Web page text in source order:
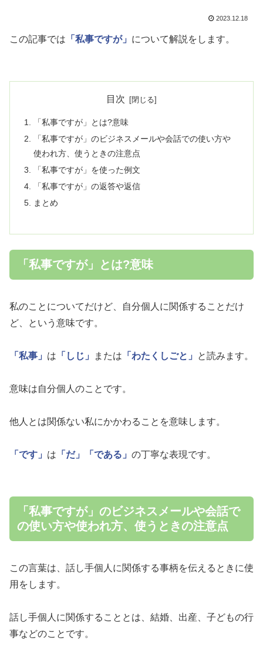
2023.12.18
この記事では 「私事ですが」 について解説をします。
目次
「私事ですが」とは?意味
「私事ですが」のビジネスメールや会話での使い方や
使われ方、使うときの注意点
「私事ですが」を使った例文
「私事ですが」の返答や返信
まとめ
「私事ですが」とは?意味
私のことについてだけど、自分個人に関係することだけ
ど、という意味です。
「私事」 は 「しじ」 または 「わたくしごと」 と読みます。
意味は自分個人のことです。
他人とは関係ない私にかかわることを意味します。
「です」 は 「だ」 「である」 の丁寧な表現です。
「私事ですが」のビジネスメールや会話で
の使い方や使われ方、使うときの注意点
この言葉は、話し手個人に関係する事柄を伝えるときに使
用をします。
話し手個人に関係することとは、結婚、出産、子どもの行
事などのことです。